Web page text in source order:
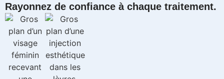
Rayonnez de confiance à chaque traitement.